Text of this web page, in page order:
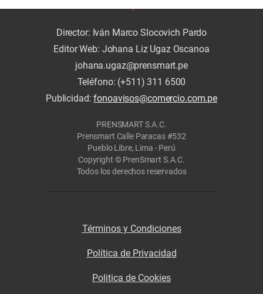
Director: Iván Marco Slocovich Pardo
Editor Web: Johana Liz Ugaz Oscanoa
johana.ugaz@prensmart.pe
Teléfono: (+511) 311 6500
Publicidad:fonoavisos@comercio.com.pe
PRENSMART S.A.C.
Prensmart Calle Paracas #532
Pueblo Libre, Lima - Perú
Copyright © PrenSmart S.A.C.
Todos los derechos reservados
Términos y Condiciones
Política de Privacidad
Politica de Cookies